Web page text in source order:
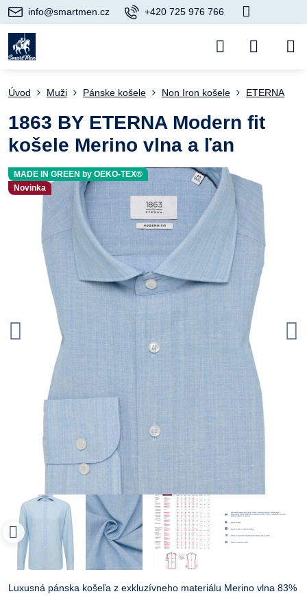
info@smartmen.cz +420 725 976 766
MADE IN GREEN by OEKO-TEX®
Novinka
Úvod Muži Pánske košele Non Iron košele ETERNA
1863 BY ETERNA Modern fit
košele Merino vlna a ľan
Luxusná pánska košeľa z exkluzívneho materiálu Merino vlna 83%